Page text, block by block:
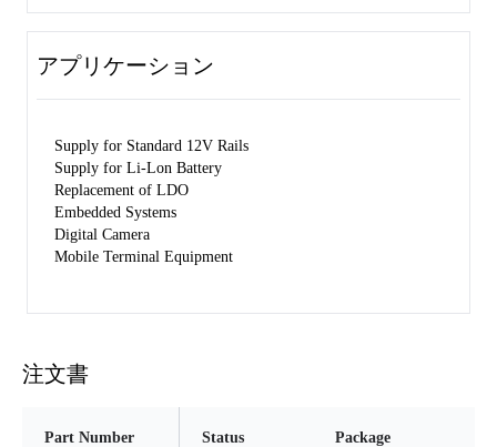
アプリケーション
Supply for Standard 12V Rails
Supply for Li-Lon Battery
Replacement of LDO
Embedded Systems
Digital Camera
Mobile Terminal Equipment
注文書
Part Number Status Package